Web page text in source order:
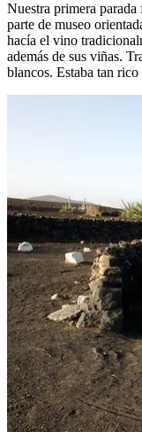
Nuestra primera parada
parte de museo
hacía el vino
además de sus viñas.
blancos. Estaba tan